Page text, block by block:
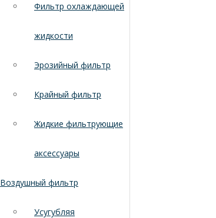
Фильтр охлаждающей
жидкости
Эрозийный фильтр
Крайный фильтр
Жидкие фильтрующие
аксессуары
Воздушный фильтр
Усугубляя